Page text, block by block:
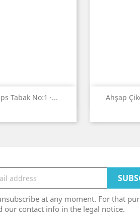
Tabak No:1 ·...
view Ahşap
at any moment. For that
our contact info in the legal notice.